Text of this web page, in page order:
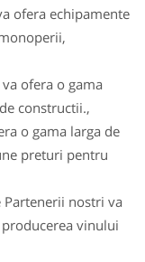
ofera echipamente
ofera o gama
constructii.,
o gama larga de
preturi pentru
nostri va
vinului